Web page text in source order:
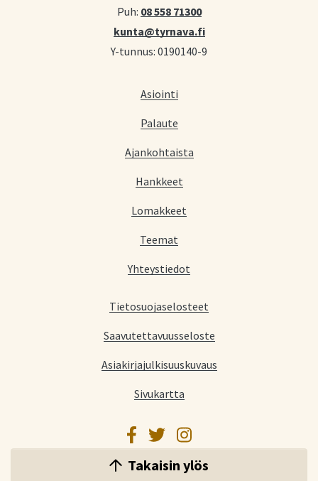
Puh: 08 558 71300
kunta@tyrnava.fi
Y-tunnus: 0190140-9
Asiointi
Palaute
Ajankohtaista
Hankkeet
Lomakkeet
Teemat
Yhteystiedot
Tietosuojaselosteet
Saavutettavuusseloste
Asiakirjajulkisuuskuvaus
Sivukartta
Facebook
TwitterInstagram
Takaisin ylös